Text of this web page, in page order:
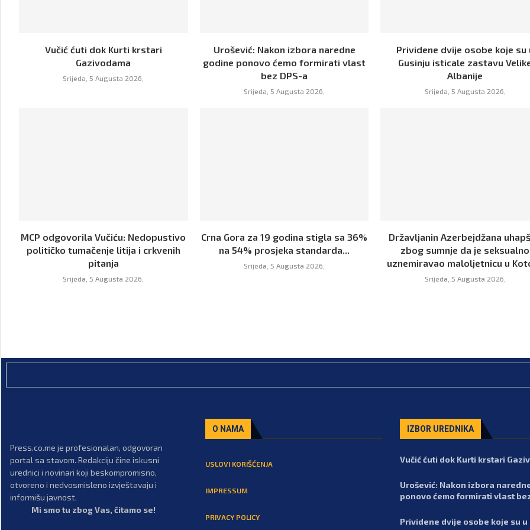
Vučić ćuti dok Kurti krstari
Gazivodama
Srijeda, 5 Augusta 2026,
Urošević: Nakon izbora naredne
godine ponovo ćemo formirati vlast
bez DPS-a
Srijeda, 5 Augusta 2026,
Prividene dvije osobe koje su
Gusinju isticale zastavu
Albanije
Srijeda, 5 Augusta 2026,
MCP odgovorila Vučiću: Nedopustivo
političko tumačenje litija i crkvenih
pitanja
Srijeda, 5 Augusta 2026,
Crna Gora za 19 godina stigla sa 36%
na 54% prosjeka standarda...
Srijeda, 5 Augusta 2026,
Državljanin Azerbejdžana
zbog sumnje da je seksualno
uznemiravao maloljetnicu u
Srijeda, 5 Augusta 2026,
Press.co.me je profesionalan, odgovoran
portal sa stavom. Redakciju čine iskusni
urednici i novinari koji beskompromisno,
otvoreno i nedvosmisleno izvještavaju i
informišu javnost.
Mi smo tu zbog Vas, čitamo se!
O NAMA
USLOVI KORIŠĆENJA
IMPRESSUM
PRIVACY POLICY
IZBOR UREDNIKA
Vučić ćuti dok Kurti krstari
Urošević: Nakon izbora
ponovo ćemo formirati vlast
Prividene dvije osobe koje su u